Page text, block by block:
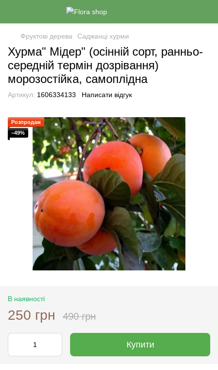
Фруктові дерева Саджанці хурми
Хурма" Мідер" (осінній сорт, ранньо-
середній термін дозрівання)
морозостійка, самоплідна
Артикул: 1606334133 Написати відгук
Розпродаж
−49%
В наявності
250 грн 490 грн
Купити